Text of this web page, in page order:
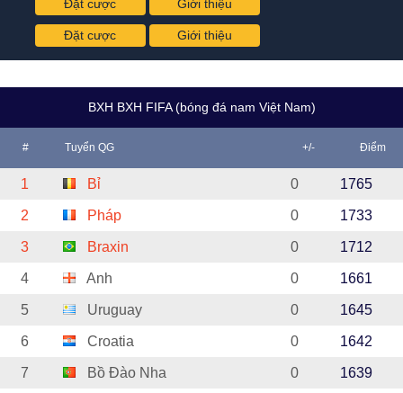
Đặt cược Giới thiệu
Đặt cược Giới thiệu
BXH BXH FIFA (bóng đá nam Việt Nam)
# Tuyển QG +/- Điểm
1 Bỉ 0 1765
2 Pháp 0 1733
3 Braxin 0 1712
4 Anh 0 1661
5 Uruguay 0 1645
6 Croatia 0 1642
7 Bồ Đào Nha 0 1639